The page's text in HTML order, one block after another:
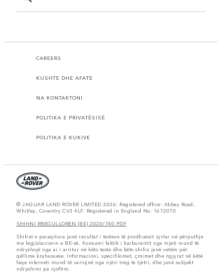
CAREERS
KUSHTE DHE AFATE
NA KONTAKTONI
POLITIKA E PRIVATËSISË
POLITIKA E KUKIVE
© JAGUAR LAND ROVER LIMITED 2026: Registered office: Abbey Road,
Whitley, Coventry CV3 4LF. Registered in England No: 1672070
SHIHNI RREGULLOREN (BE) 2020/740 PDF
Shifrat e paraqitura janë rezultat i testeve të prodhuesit zyrtar në përputhje
me legjislacionin e BE-së. Konsumi faktik i karburantit nga mjeti mund të
ndryshojë nga ai i arritur në këto teste dhe këto shifra janë vetëm për
qëllime krahasuese. Informacioni, specifikimet, çmimet dhe ngjyrat në këtë
faqe interneti mund të variojnë nga njëri treg te tjetri, dhe janë subjekt
ndryshimi pa njoftim.